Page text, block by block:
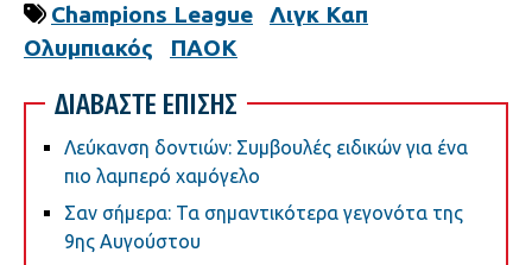
Champions League
Λιγκ Καπ
Ολυμπιακός
ΠΑΟΚ
ΔΙΑΒΑΣΤΕ ΕΠΙΣΗΣ
Λεύκανση δοντιών: Συμβουλές ειδικών για ένα
πιο λαμπερό χαμόγελο
Σαν σήμερα: Τα σημαντικότερα γεγονότα της
9ης Αυγούστου